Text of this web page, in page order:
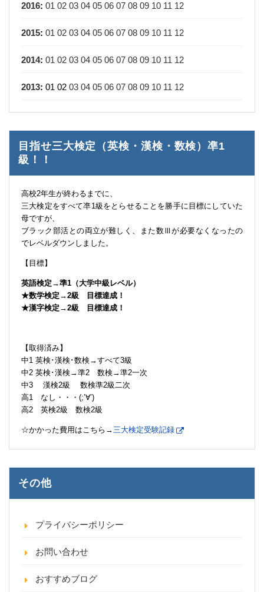
2016: 01 02 03 04 05 06 07 08 09 10 11 12
2015: 01 02 03 04 05 06 07 08 09 10 11 12
2014: 01 02 03 04 05 06 07 08 09 10 11 12
2013: 01 02 03 04 05 06 07 08 09 10 11 12
目指せ三大検定（英検・漢検・数検）凖1
級！！
高校2年生が終わるまでに、
三大検定をすべて凖1級をとらせることを勝手に目標にしていた
母ですが、
ブラック部活との両立が難しく、また数Ⅲが必要なくなったの
でレベルダウンしました。
【目標】
英語検定→準1（大学中級レベル）
★数学検定→2級 目標達成！
★漢字検定→2級 目標達成！
【取得済み】
中1 英検･漢検･数検→すべて3級
中2 英検･漢検→準2 数検→準2一次
中3 漢検2級 数検準2級二次
高1 なし・・・(;’∀’)
高2 英検2級 数検2級
☆かかった費用はこちら→三大検定受験記録
その他
プライバシーポリシー
お問い合わせ
おすすめブログ